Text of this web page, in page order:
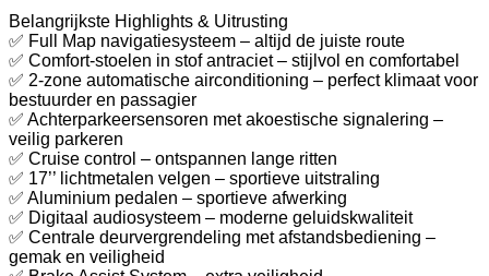
Belangrijkste Highlights & Uitrusting
✅ Full Map navigatiesysteem – altijd de juiste route
✅ Comfort-stoelen in stof antraciet – stijlvol en comfortabel
✅ 2-zone automatische airconditioning – perfect klimaat voor
bestuurder en passagier
✅ Achterparkeersensoren met akoestische signalering –
veilig parkeren
✅ Cruise control – ontspannen lange ritten
✅ 17’’ lichtmetalen velgen – sportieve uitstraling
✅ Aluminium pedalen – sportieve afwerking
✅ Digitaal audiosysteem – moderne geluidskwaliteit
✅ Centrale deurvergrendeling met afstandsbediening –
gemak en veiligheid